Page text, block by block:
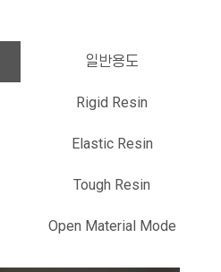
일반용도
Rigid Resin
Elastic Resin
Tough Resin
Open Material Mode